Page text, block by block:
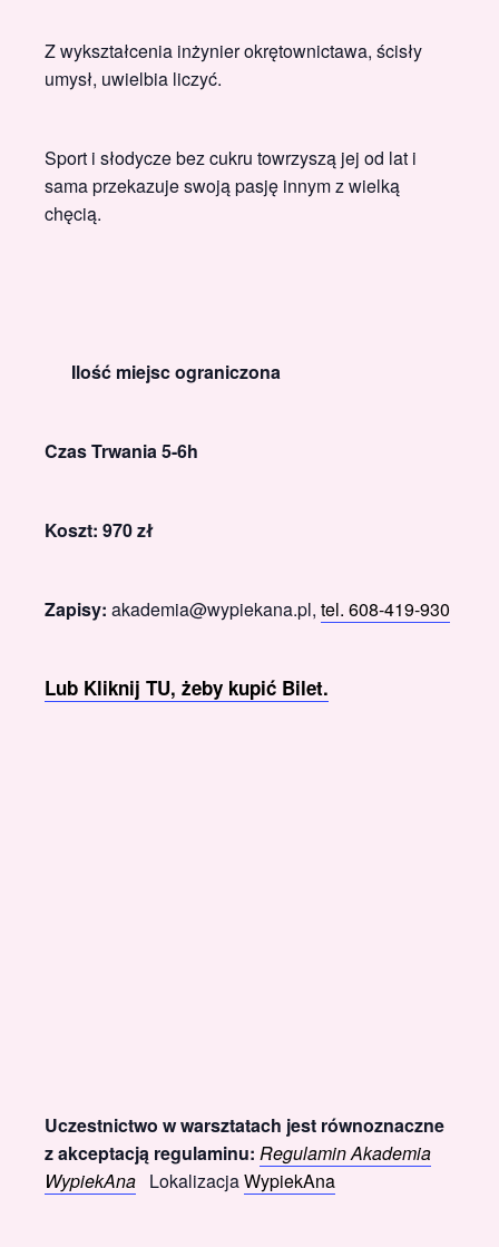
Z wykształcenia inżynier okrętownictawa, ścisły
umysł, uwielbia liczyć.
Sport i słodycze bez cukru towrzyszą jej od lat i
sama przekazuje swoją pasję innym z wielką
chęcią.
Ilość miejsc ograniczona
Czas Trwania 5-6h
Koszt: 970 zł
Zapisy: akademia@wypiekana.pl, tel. 608-419-930
Lub Kliknij TU, żeby kupić Bilet.
Uczestnictwo w warsztatach jest równoznaczne
z akceptacją regulaminu: Regulamin Akademia
WypiekAna LokalizacjaWypiekAna